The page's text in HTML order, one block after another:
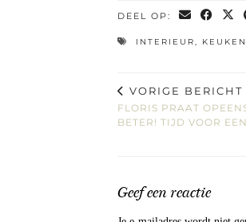
DEEL OP:
INTERIEUR, KEUKEN
VORIGE BERICHT
FLORIS PRAAT
BETER! TIJD VOOR
Geef een reactie